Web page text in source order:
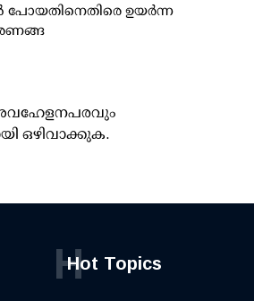
പോയതിനെതിരെ ഉയര്‍ന്ന
ഒഴിവാക്കുക.
Hot Topics
H